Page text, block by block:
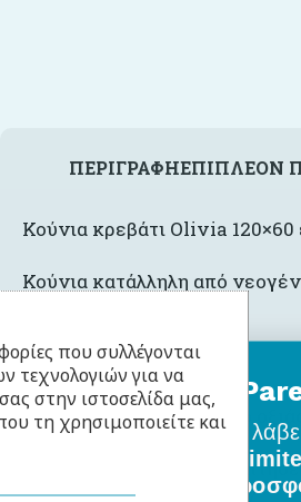
ΠΕΡΙΓΡΑΦΉΕΠΙΠΛΈΟΝ
Κούνια κρεβάτι Olivia 120×60
Κούνια κατάλληλη από
Χρώμα: Φυσικό ξύλο
Υλικά: Ξύλο πεύκου, ξύλο
Το προϊόν πληροί τις
που συλλέγονται
τεχνολογιών για να
στην ιστοσελίδα μας,
τη χρησιμοποιείτε και
BabyLlama
Γίνε μέλοςκαι
όλα τα νέα σχέδια,
ειδικές